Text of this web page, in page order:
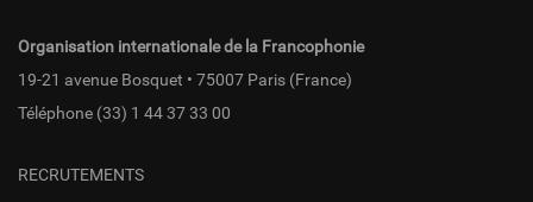
Organisation internationale de la Francophonie
19-21 avenue Bosquet • 75007 Paris (France)
Téléphone (33) 1 44 37 33 00
RECRUTEMENTS